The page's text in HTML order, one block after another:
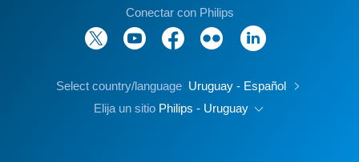
Conectar con Philips
Select country/language Uruguay - Español
Elija un sitio Philips - Uruguay